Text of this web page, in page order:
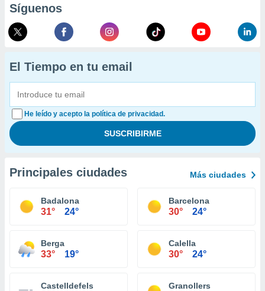
Síguenos
El Tiempo en tu email
He leído y acepto la política de privacidad.
Principales ciudades Más ciudades
Badalona
31° 24°
Barcelona
30° 24°
Berga
33° 19°
Calella
30° 24°
Castelldefels Granollers